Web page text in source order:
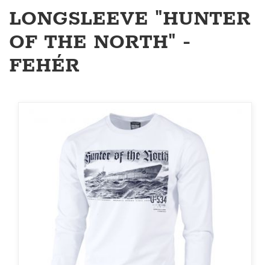
LONGSLEEVE "HUNTER
OF THE NORTH" -
FEHÉR